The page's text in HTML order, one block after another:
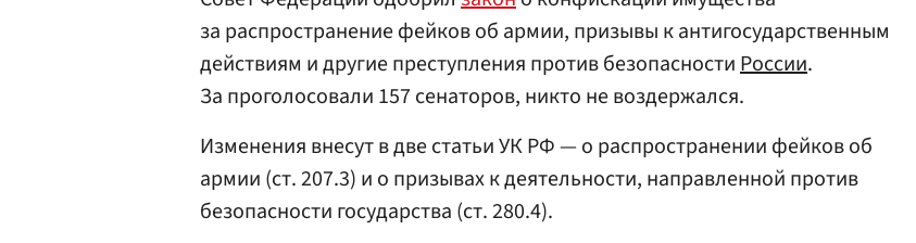
за распространение фейков об армии, призывы к антигосударственным
действиям и другие преступления против безопасностиРоссии.
За проголосовали 157 сенаторов, никто не воздержался.
Изменения внесут в две статьи УК РФ — о распространении фейков об
армии (ст. 207.3) и о призывах к деятельности, направленной против
безопасности государства (ст. 280.4).